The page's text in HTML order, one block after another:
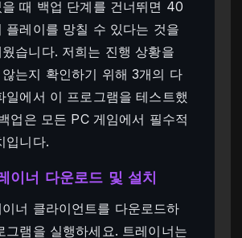
때 백업 단계를 건너뛰면 40
플레이를 망칠 수 있다는 것을
습니다. 저희는 진행 상황을
는지 확인하기 위해 3개의 다
일에서 이 프로그램을 테스트했
업은 모든 PC 게임에서 필수적
입니다.
이너 다운로드 및 설치
너 클라이언트를 다운로드하
그램을 실행하세요. 트레이너는